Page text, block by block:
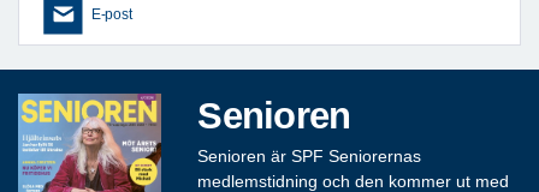
E-post
Senioren
Senioren är SPF Seniorernas
medlemstidning och den kommer ut med